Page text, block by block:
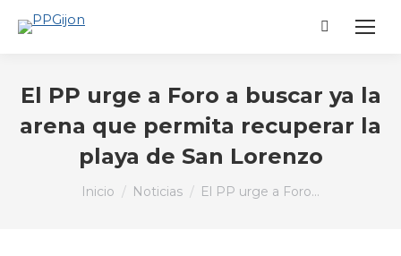
Buscar:
El PP urge a Foro a buscar ya la
arena que permita recuperar la
playa de San Lorenzo
Estás aquí:
Inicio Noticias El PP urge a Foro…